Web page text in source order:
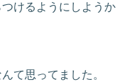
けるようにしようか
て思ってました。